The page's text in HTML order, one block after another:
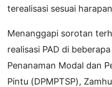
terealisasi sesuai
Menanggapi sorotan
realisasi PAD di
Penanaman Modal dan
Pintu (DPMPTSP),